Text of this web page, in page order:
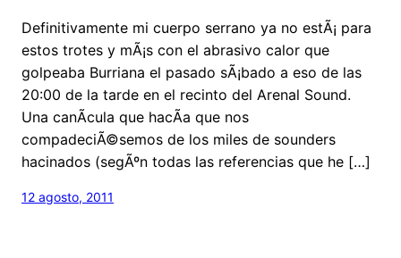
Definitivamente mi cuerpo serrano ya no estÃ¡ para
estos trotes y mÃ¡s con el abrasivo calor que
golpeaba Burriana el pasado sÃ¡bado a eso de las
20:00 de la tarde en el recinto del Arenal Sound.
Una canÃ­cula que hacÃ­a que nos
compadeciÃ©semos de los miles de sounders
hacinados (segÃºn todas las referencias que he […]
12 agosto, 2011